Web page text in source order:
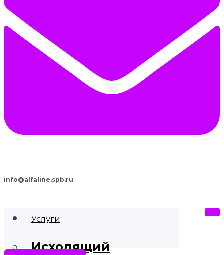
info@alfaline.spb.ru
Услуги
Исходящий